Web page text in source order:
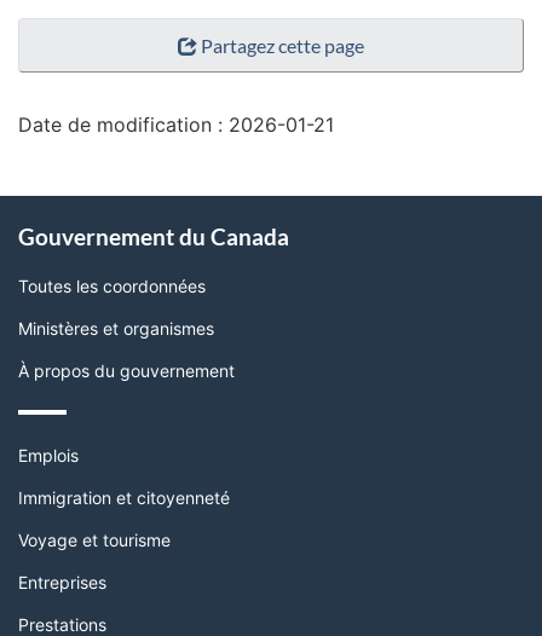
"Détails
page"
Partagez cette page
Date de modification : 2026-01-21
propos
de
ce
Gouvernement du Canada
Toutes les coordonnées
Ministères et organismes
À propos du gouvernement
Thèmes
sujets
Emplois
Immigration et citoyenneté
Voyage et tourisme
Entreprises
Prestations